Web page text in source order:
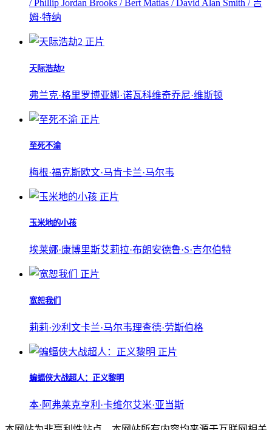
/ Phillip Jordan Brooks / Bert Matias / David Alan Smith / 吉
姆·特纳
正片
天际浩劫2
弗兰克·格里罗博亚娜·诺瓦科维奇乔尼·维斯顿
正片
至死不渝
梅根·福克斯欧文·马肯卡兰·马尔韦
正片
玉米地的小孩
埃莱娜·康博里斯艾莉拉·布朗安德鲁·S·吉尔伯特
正片
宽恕我们
莉莉·沙利文卡兰·马尔韦理查德·劳斯伯格
正片
蝙蝠侠大战超人：正义黎明
本·阿弗莱克亨利·卡维尔艾米·亚当斯